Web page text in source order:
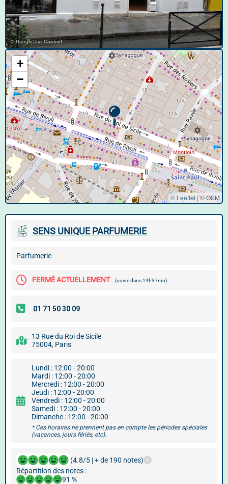
© Google User Content
+
−
© Leaflet |©OSM
SENS UNIQUE PARFUMERIE
Parfumerie
FERMÉ ACTUELLEMENT (ouvre dans 14h37mn)
13 Rue du Roi de Sicile
75004, Paris
Lundi : 12:00 - 20:00
Mardi : 12:00 - 20:00
Mercredi : 12:00 - 20:00
Jeudi : 12:00 - 20:00
Vendredi : 12:00 - 20:00
Samedi : 12:00 - 20:00
Dimanche : 12:00 - 20:00
* Ces horaires ne prennent pas en compte les périodes spéciales
(vacances, jours fériés, etc).
(4.8/5 | + de 190 notes)
Répartition des notes :
91 %